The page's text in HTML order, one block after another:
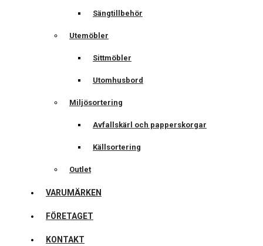
Sängtillbehör
Utemöbler
Sittmöbler
Utomhusbord
Miljösortering
Avfallskärl och papperskorgar
Källsortering
Outlet
VARUMÄRKEN
FÖRETAGET
KONTAKT